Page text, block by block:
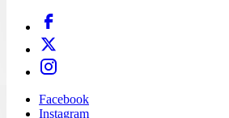
Facebook
Instagram